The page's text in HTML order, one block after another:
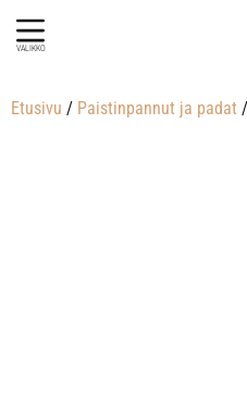
VALIKKO
Etusivu / Paistinpannut ja padat /